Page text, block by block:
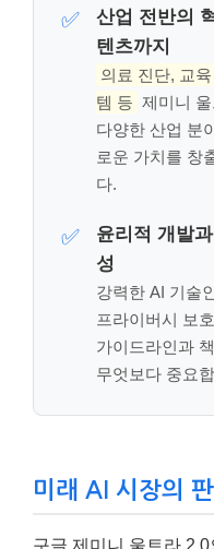
강력한 AI 기술
프라이버시 보
가이드라인과
무엇보다 중요
구글 제미니 울트라
즈, Meta의 Llama 등
더욱 불을 지필 것으로
미래 AI 시장의 핵심 경
기 위한 기술 개발 경
이러한 경쟁은 결국 AI
발, 특정 산업에 특화된